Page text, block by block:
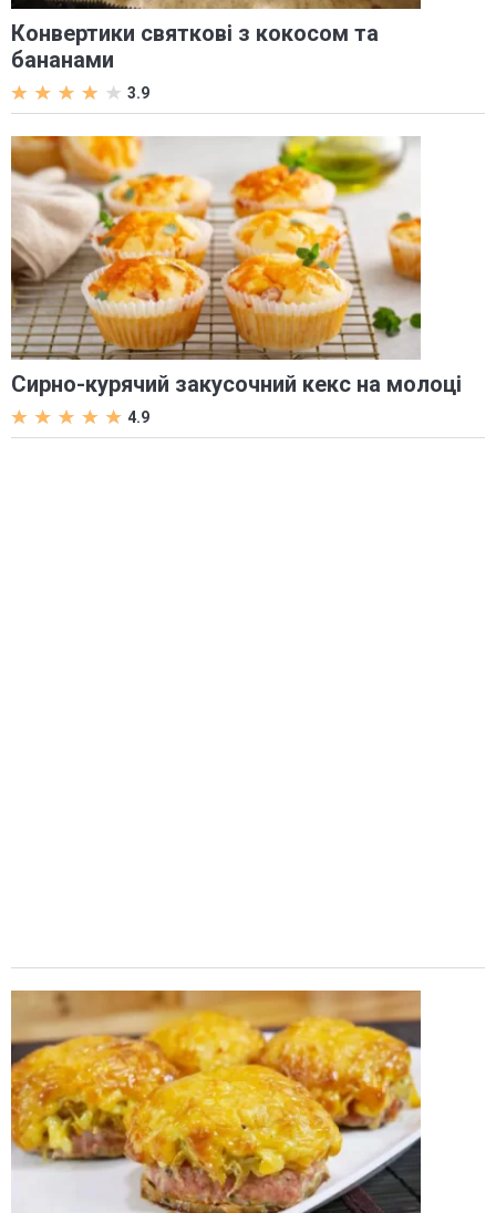
Конвертики святкові з кокосом та
бананами
3.9
Сирно-курячий закусочний кекс на молоці
4.9